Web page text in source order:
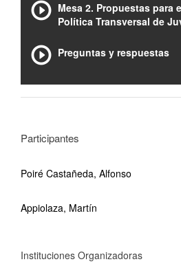
Mesa 2. Propuestas para
Política Transversal de
Preguntas y respuestas
Participantes
Poiré Castañeda, Alfonso
Appiolaza, Martín
Instituciones Organizadoras